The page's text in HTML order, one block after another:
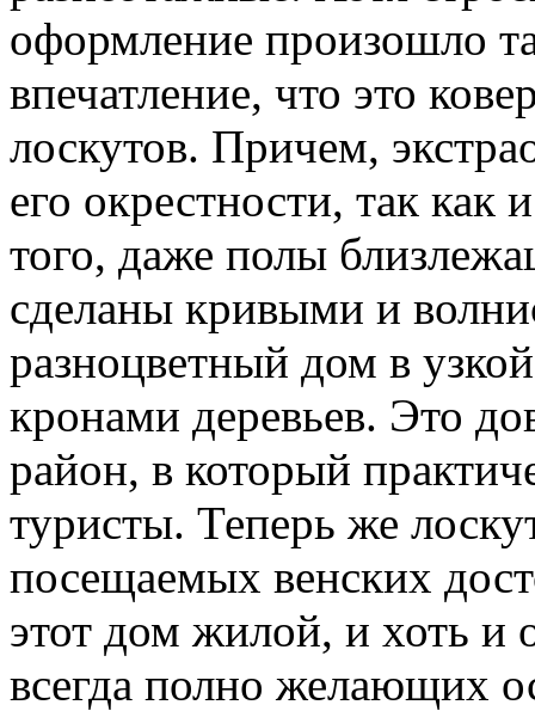
оформление произошло
впечатление, что это
лоскутов. Причем,
его окрестности, так как
того, даже полы
сделаны кривыми и
разноцветный дом в
кронами деревьев. Это
район, в который
туристы. Теперь же
посещаемых венских
этот дом жилой, и хоть и
всегда полно желающих